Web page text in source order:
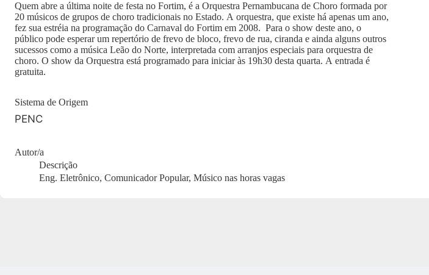
Quem abre a última noite de festa no Fortim, é a Orquestra Pernambucana de Choro formada por
20 músicos de grupos de choro tradicionais no Estado. A orquestra, que existe há apenas um ano,
fez sua estréia na programação do Carnaval do Fortim em 2008. Para o show deste ano, o
público pode esperar um repertório de frevo de bloco, frevo de rua, ciranda e ainda alguns outros
sucessos como a música Leão do Norte, interpretada com arranjos especiais para orquestra de
choro. O show da Orquestra está programado para iniciar às 19h30 desta quarta. A entrada é
gratuita.
Sistema de Origem
PENC
Autor/a
Descrição
Eng. Eletrônico, Comunicador Popular, Músico nas horas vagas